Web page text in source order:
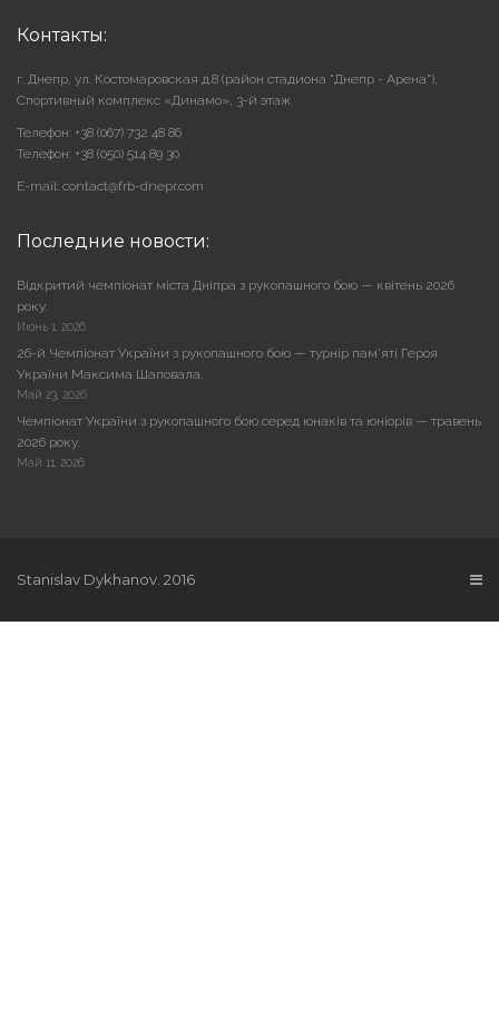
Контакты:
г. Днепр, ул. Костомаровская д.8 (район стадиона "Днепр - Арена"),
Cпортивный комплекс «Динамо», 3-й этаж
Телефон: +38 (067) 732 48 86
Телефон: +38 (050) 514 89 30
E-mail: contact@frb-dnepr.com
Последние новости:
Відкритий чемпіонат міста Дніпра з рукопашного бою — квітень 2026
року.
Июнь 1, 2026
26-й Чемпіонат України з рукопашного бою — турнір пам’яті Героя
України Максима Шаповала.
Май 23, 2026
Чемпіонат України з рукопашного бою серед юнаків та юніорів — травень
2026 року.
Май 11, 2026
Stanislav Dykhanov. 2016